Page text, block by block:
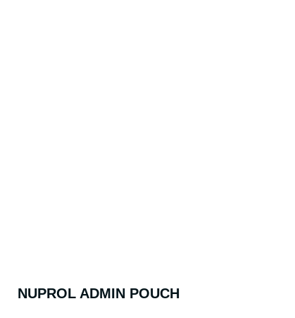
NUPROL ADMIN POUCH